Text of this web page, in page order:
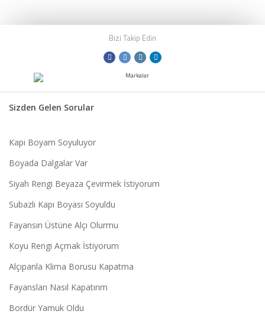
Bizi Takip Edin
Sizden Gelen Sorular
Kapı Boyam Soyuluyor
Boyada Dalgalar Var
Siyah Rengi Beyaza Çevirmek İstiyorum
Subazlı Kapı Boyası Soyuldu
Fayansın Üstüne Alçı Olurmu
Koyu Rengi Açmak İstiyorum
Alçıpanla Klima Borusu Kapatma
Fayansları Nasıl Kapatırım
Bordür Yamuk Oldu